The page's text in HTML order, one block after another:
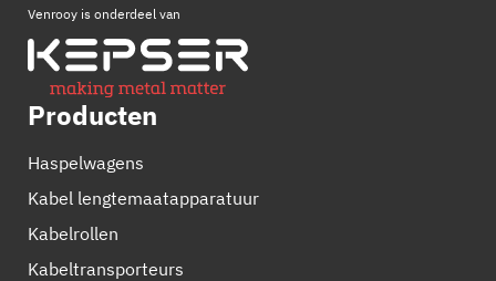
Venrooy is onderdeel van
Producten
Haspelwagens
Kabel lengtemaatapparatuur
Kabelrollen
Kabeltransporteurs